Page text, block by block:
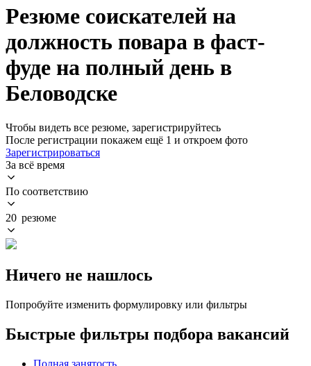
Резюме соискателей на
должность повара в фаст-
фуде на полный день в
Беловодске
Чтобы видеть все резюме, зарегистрируйтесь
После регистрации покажем ещё 1 и откроем фото
Зарегистрироваться
За всё время
По соответствию
20 резюме
Ничего не нашлось
Попробуйте изменить формулировку или фильтры
Быстрые фильтры подбора вакансий
Полная занятость